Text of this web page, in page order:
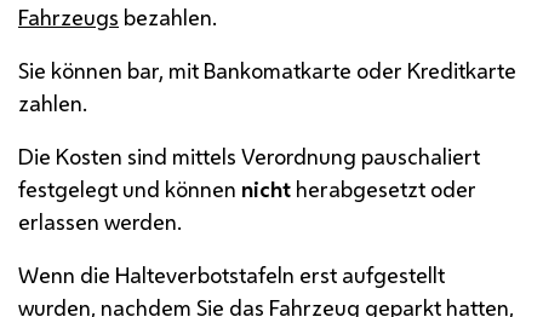
Fahrzeugs bezahlen.
Sie können bar, mit Bankomatkarte oder Kreditkarte
zahlen.
Die Kosten sind mittels Verordnung pauschaliert
festgelegt und können nicht herabgesetzt oder
erlassen werden.
Wenn die Halteverbotstafeln erst aufgestellt
wurden, nachdem Sie das Fahrzeug geparkt hatten,